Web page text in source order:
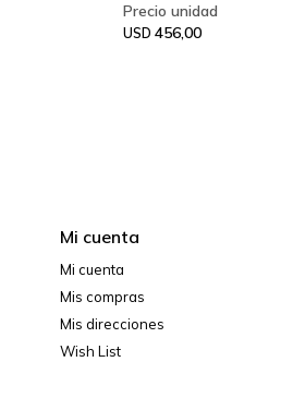
USD 456,00
Mi cuenta
Mi cuenta
Mis compras
Mis direcciones
Wish List